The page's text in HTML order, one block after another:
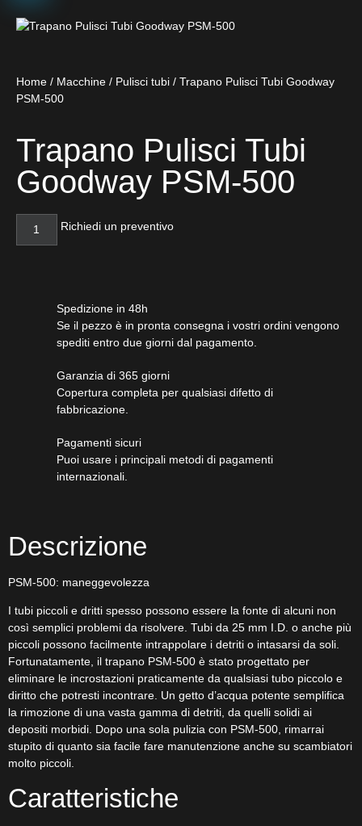
Home / Macchine / Pulisci tubi / Trapano Pulisci Tubi Goodway
PSM-500
Trapano Pulisci Tubi
Goodway PSM-500
Richiedi un preventivo
Spedizione in 48h
Se il pezzo è in pronta consegna i vostri ordini vengono
spediti entro due giorni dal pagamento.
Garanzia di 365 giorni
Copertura completa per qualsiasi difetto di
fabbricazione.
Pagamenti sicuri​
Puoi usare i principali metodi di pagamenti
internazionali.
Descrizione
PSM-500: maneggevolezza
I tubi piccoli e dritti spesso possono essere la fonte di alcuni non
così semplici problemi da risolvere. Tubi da 25 mm I.D. o anche più
piccoli possono facilmente intrappolare i detriti o intasarsi da soli.
Fortunatamente, il trapano PSM-500 è stato progettato per
eliminare le incrostazioni praticamente da qualsiasi tubo piccolo e
diritto che potresti incontrare. Un getto d’acqua potente semplifica
la rimozione di una vasta gamma di detriti, da quelli solidi ai
depositi morbidi. Dopo una sola pulizia con PSM-500, rimarrai
stupito di quanto sia facile fare manutenzione anche su scambiatori
molto piccoli.
Caratteristiche